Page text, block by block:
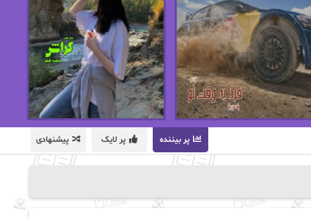
پر بیننده پر لایک پیشنهادی